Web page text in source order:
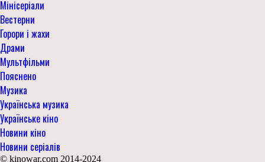
Мінісеріали
Вестерни
Горори і жахи
Драми
Мультфільми
Пояснено
Музика
Українська музика
Українське кіно
Новини кіно
Новини серіалів
© kinowar.com 2014-2024